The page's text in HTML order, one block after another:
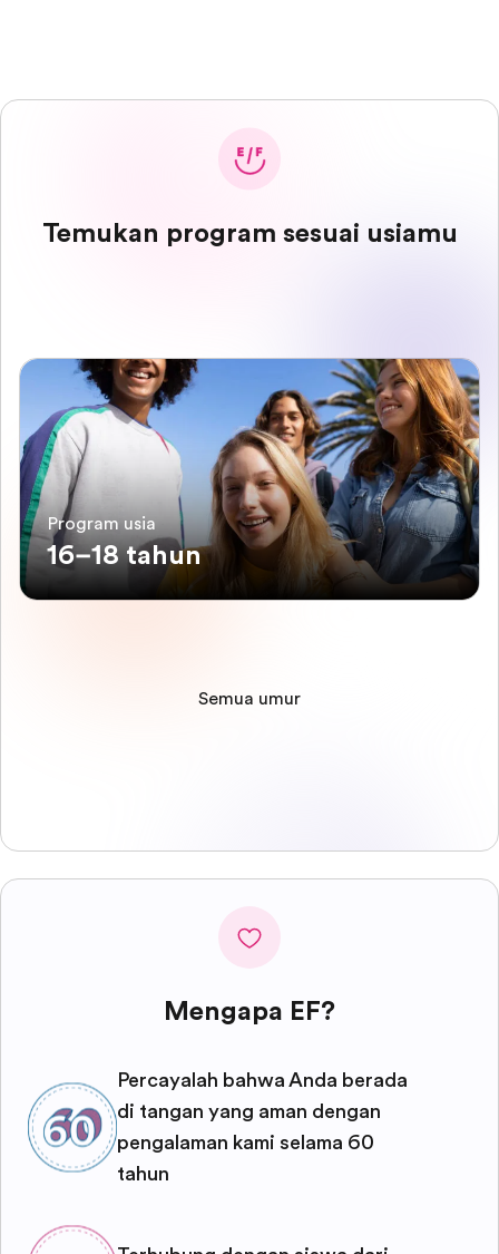
Temukan program sesuai usiamu
Program usia
16–18 tahun
Semua umur
Mengapa EF?
Percayalah bahwa Anda berada
di tangan yang aman dengan
pengalaman kami selama 60
tahun